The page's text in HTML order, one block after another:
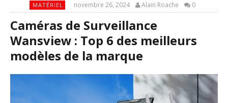
MATÉRIEL novembre 26, 2024 Alain Roache 0
Caméras de Surveillance
Wansview : Top 6 des meilleurs
modèles de la marque